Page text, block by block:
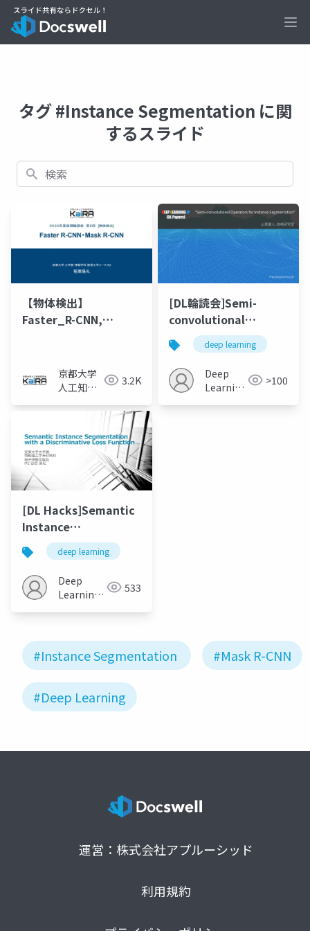
タグ #Instance Segmentation に関
するスライド
検索
【物体検出】
Faster_R-CNN,
京都大学
人工知能
3.2K
[DL輪読会]Semi-
convolutional
Operators for
Instance
Segmentation
deep learning
Deep
Learning
>100
[DL Hacks]Semantic
Instance
Segmentation with a
Discriminative Loss
Function
deep learning
Deep
Learning
533
#Instance Segmentation #Mask R-CNN
#Deep Learning
運営：株式会社アプルーシッド
利用規約